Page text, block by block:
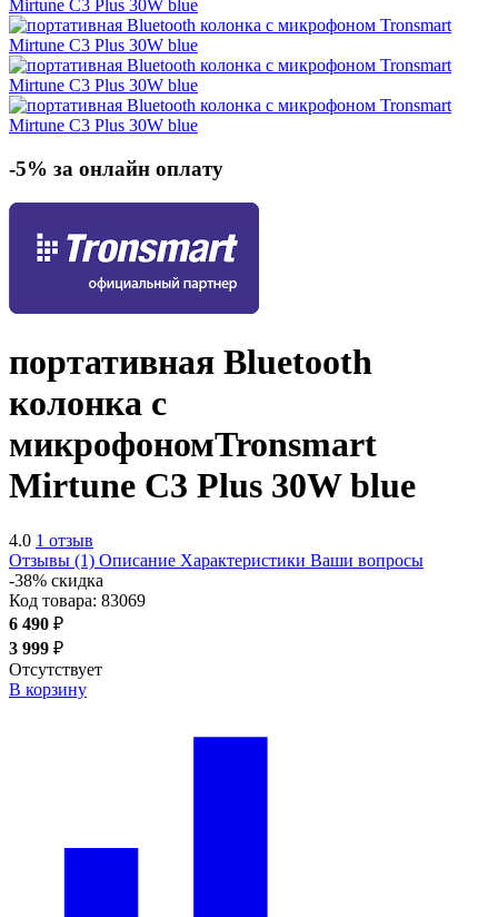
-5% за онлайн оплату
портативная Bluetooth
колонка с
микрофономTronsmart
Mirtune C3 Plus 30Wblue
4.0 1 отзыв
Отзывы (1) Описание Характеристики Ваши вопросы
-38% скидка
Код товара: 83069
6 490 ₽
3 999 ₽
Отсутствует
В корзину